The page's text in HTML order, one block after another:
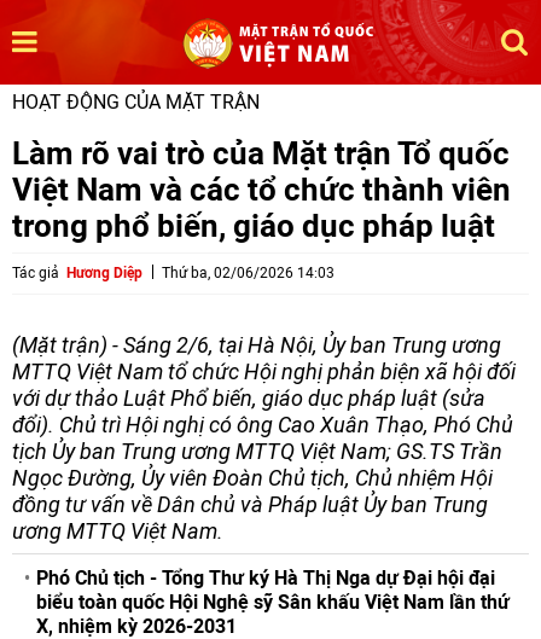
HOẠT ĐỘNG CỦA MẶT TRẬN
Làm rõ vai trò của Mặt trận Tổ quốc
Việt Nam và các tổ chức thành viên
trong phổ biến, giáo dục pháp luật
Tác giả Hương Diệp Thứ ba, 02/06/2026 14:03
(Mặt trận) - Sáng 2/6, tại Hà Nội, Ủy ban Trung ương
MTTQ Việt Nam tổ chức Hội nghị phản biện xã hội đối
với dự thảo Luật Phổ biến, giáo dục pháp luật (sửa
đổi). Chủ trì Hội nghị có ông Cao Xuân Thạo, Phó Chủ
tịch Ủy ban Trung ương MTTQ Việt Nam; GS.TS Trần
Ngọc Đường, Ủy viên Đoàn Chủ tịch, Chủ nhiệm Hội
đồng tư vấn về Dân chủ và Pháp luật Ủy ban Trung
ương MTTQ Việt Nam.
Phó Chủ tịch - Tổng Thư ký Hà Thị Nga dự Đại hội đại
biểu toàn quốc Hội Nghệ sỹ Sân khấu Việt Nam lần thứ
X, nhiệm kỳ 2026-2031